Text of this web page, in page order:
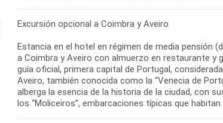
Excursión opcional a Coimbra y Aveiro
Estancia en el hotel en régimen de media pensión
a Coimbra y Aveiro con almuerzo en restaurante y
guía oficial, primera capital de Portugal,
Aveiro, también conocida como la “Venecia de
alberga la esencia de la historia de la ciudad, con
los “Moliceiros”, embarcaciones típicas que